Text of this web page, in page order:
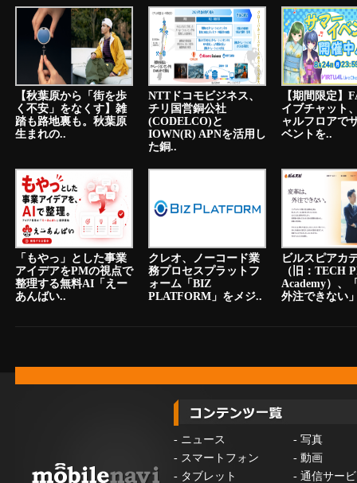
【秋葉原から「街を歩
く不安」をなくす】雑
踏も路地裏も。秋葉原
生まれの..
NTTドコモビジネス、
チリ国営銅公社
(CODELCO)と
IOWN(R) APNを活用し
た銅..
【期間限定】
イブチャット
ャルフロアで
ベントを..
「もやっ」とした事業
アイデアをPMの視点で
整理する無料AI「えー
あんばい..
クレオ、ノーコード業
務プロセスプラットフ
ォーム「BIZ
PLATFORM」をメジ..
ビルスピアカ
（旧：TECH
Academy）、
外注できない
- ニュース - 写真
- スマートフォン - 動画
- タブレット - 通信サー